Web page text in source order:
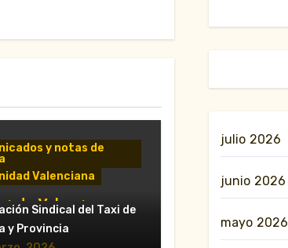
y notas de
Valenciana
de Valencia
huelga “japonesa”
14 y 18 de marzo
Sindical del Taxi de
y Provincia
julio 2026
junio 2026
mayo 2026